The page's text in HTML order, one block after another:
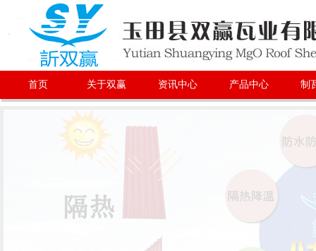
首页 关于双赢 资讯中心 产品中心 制